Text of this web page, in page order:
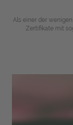
Als einer der
Zertifikate mit